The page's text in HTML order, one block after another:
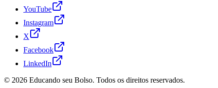
YouTube
Instagram
X
Facebook
LinkedIn
© 2026 Educando seu Bolso. Todos os direitos reservados.